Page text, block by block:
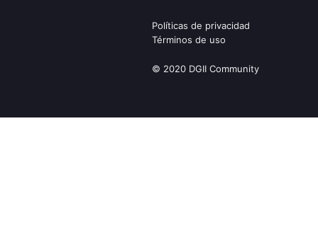
Políticas de privacidad
Términos de uso
© 2020 DGII Community